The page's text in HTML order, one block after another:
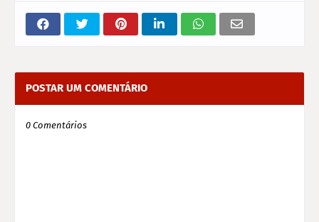
POSTAR UM COMENTÁRIO
0 Comentários